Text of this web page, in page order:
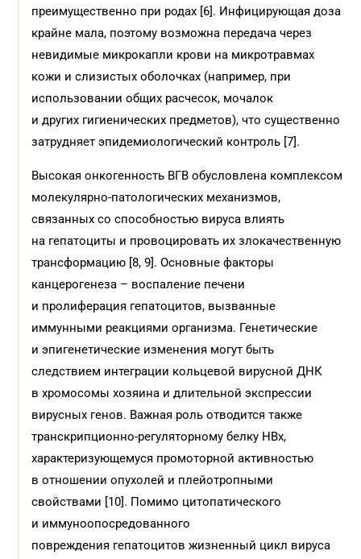
преимущественно при родах [6]. Инфицирующая доза
крайне мала, поэтому возможна передача через
невидимые микрокапли крови на микротравмах
кожи и слизистых оболочках (например, при
использовании общих расчесок, мочалок
и других гигиенических предметов), что существенно
затрудняет эпидемиологический контроль [7].
Высокая онкогенность ВГВ обусловлена комплексом
молекулярно-патологических механизмов,
связанных со способностью вируса влиять
на гепатоциты и провоцировать их злокачественную
трансформацию [8, 9]. Основные факторы
канцерогенеза – воспаление печени
и пролиферация гепатоцитов, вызванные
иммунными реакциями организма. Генетические
и эпигенетические изменения могут быть
следствием интеграции кольцевой вирусной ДНК
в хромосомы хозяина и длительной экспрессии
вирусных генов. Важная роль отводится также
транскрипционно-регуляторному белку HBx,
характеризующемуся промоторной активностью
в отношении опухолей и плейотропными
свойствами [10]. Помимо цитопатического
и иммуноопосредованного
повреждения гепатоцитов жизненный цикл вируса